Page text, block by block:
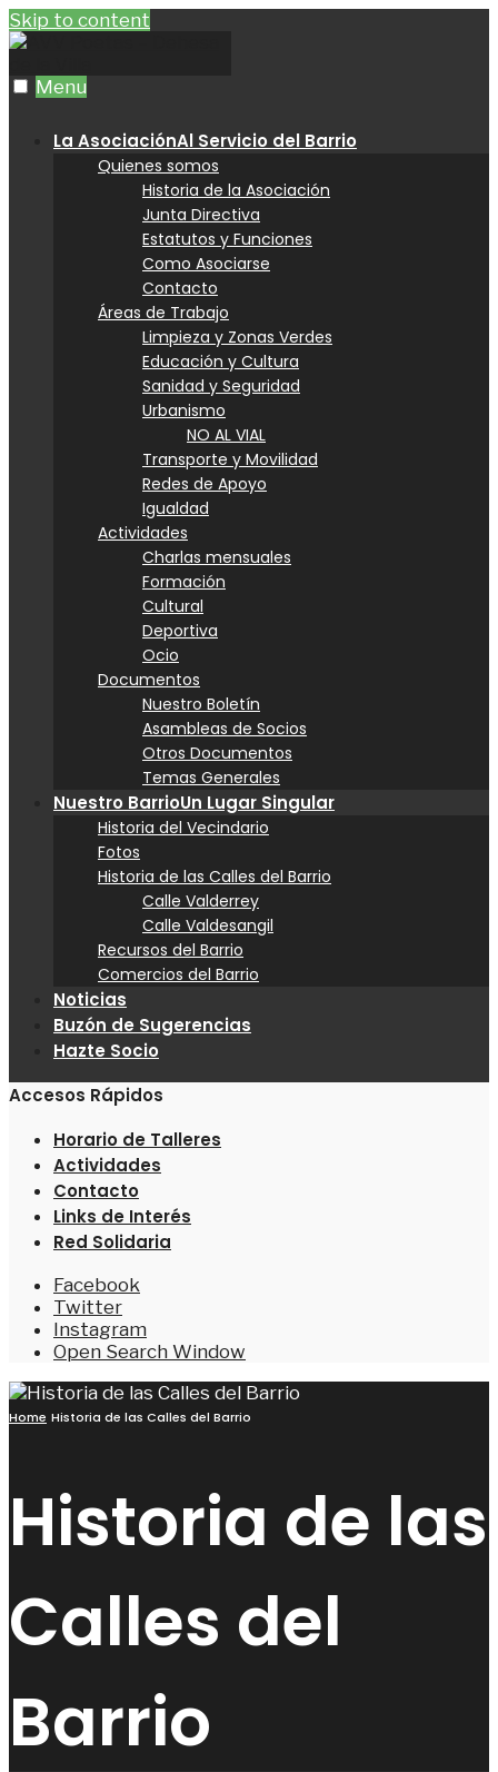
Skip to content
Menu
La AsociaciónAl Servicio del Barrio
Quienes somos
Historia de la Asociación
Junta Directiva
Estatutos y Funciones
Como Asociarse
Contacto
Áreas de Trabajo
Limpieza y Zonas Verdes
Educación y Cultura
Sanidad y Seguridad
Urbanismo
NO AL VIAL
Transporte y Movilidad
Redes de Apoyo
Igualdad
Actividades
Charlas mensuales
Formación
Cultural
Deportiva
Ocio
Documentos
Nuestro Boletín
Asambleas de Socios
Otros Documentos
Temas Generales
Nuestro BarrioUn Lugar Singular
Historia del Vecindario
Fotos
Historia de las Calles del Barrio
Calle Valderrey
Calle Valdesangil
Recursos del Barrio
Comercios del Barrio
Noticias
Buzón de Sugerencias
Hazte Socio
Accesos Rápidos
Horario de Talleres
Actividades
Contacto
Links de Interés
Red Solidaria
Facebook
Twitter
Instagram
Open Search Window
Home Historia de las Calles del Barrio
Historia de las
Calles del
Barrio